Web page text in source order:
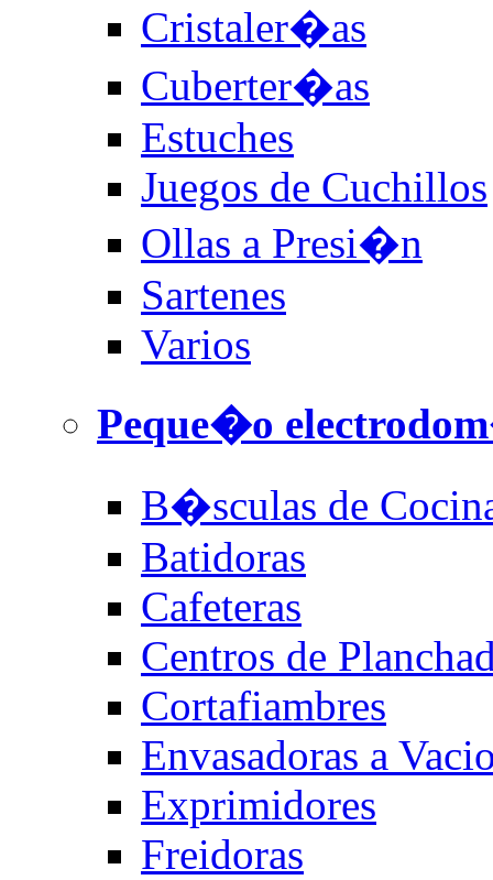
Cristaler�as
Cuberter�as
Estuches
Juegos de Cuchillos
Ollas a Presi�n
Sartenes
Varios
Peque�o
B�sculas de
Batidoras
Cafeteras
Centros de
Cortafiambres
Envasadoras a
Exprimidores
Freidoras